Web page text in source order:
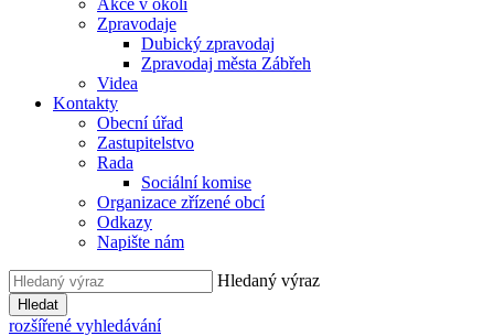
Akce v okolí
Zpravodaje
Dubický zpravodaj
Zpravodaj města Zábřeh
Videa
Kontakty
Obecní úřad
Zastupitelstvo
Rada
Sociální komise
Organizace zřízené obcí
Odkazy
Napište nám
Hledaný výraz
Hledat
rozšířené vyhledávání